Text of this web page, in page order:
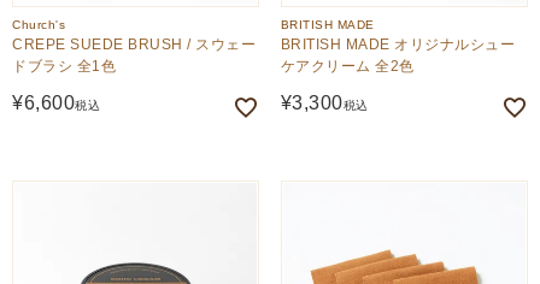
Church's
CREPE SUEDE BRUSH / スウェー
ドブラシ 全1色
¥6,600税込
BRITISH MADE
BRITISH MADE オリジナルシュー
ケアクリーム 全2色
¥3,300税込